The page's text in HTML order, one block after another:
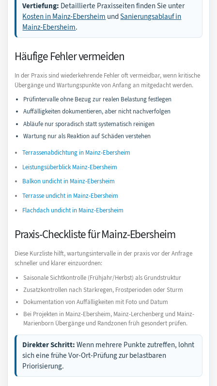
Vertiefung: Detaillierte Praxisseiten finden Sie unter
Kosten in Mainz-Ebersheim undSanierungsablauf in
Mainz-Ebersheim.
Häufige Fehler vermeiden
In der Praxis sind wiederkehrende Fehler oft vermeidbar, wenn kritische
Übergänge und Wartungspunkte von Anfang an mitgedacht werden.
Prüfintervalle ohne Bezug zur realen Belastung festlegen
Auffälligkeiten dokumentieren, aber nicht nachverfolgen
Abläufe nur sporadisch statt systematisch reinigen
Wartung nur als Reaktion auf Schäden verstehen
Terrassenabdichtung in Mainz-Ebersheim
Leistungsüberblick Mainz-Ebersheim
Balkon undicht in Mainz-Ebersheim
Terrasse undicht in Mainz-Ebersheim
Flachdach undicht in Mainz-Ebersheim
Praxis-Checkliste für Mainz-Ebersheim
Diese Kurzliste hilft, wartungsintervalle in der praxis vor der Anfrage
schneller und klarer einzuordnen:
Saisonale Sichtkontrolle (Frühjahr/Herbst) als Grundstruktur
Zusatzkontrollen nach Starkregen, Frostperioden oder Sturm
Dokumentation von Auffälligkeiten mit Foto und Datum
Bei Projekten in Mainz-Ebersheim, Mainz-Lerchenberg und Mainz-
Marienborn Übergänge und Randzonen früh gesondert prüfen.
Direkter Schritt: Wenn mehrere Punkte zutreffen, lohnt
sich eine frühe Vor-Ort-Prüfung zur belastbaren
Priorisierung.